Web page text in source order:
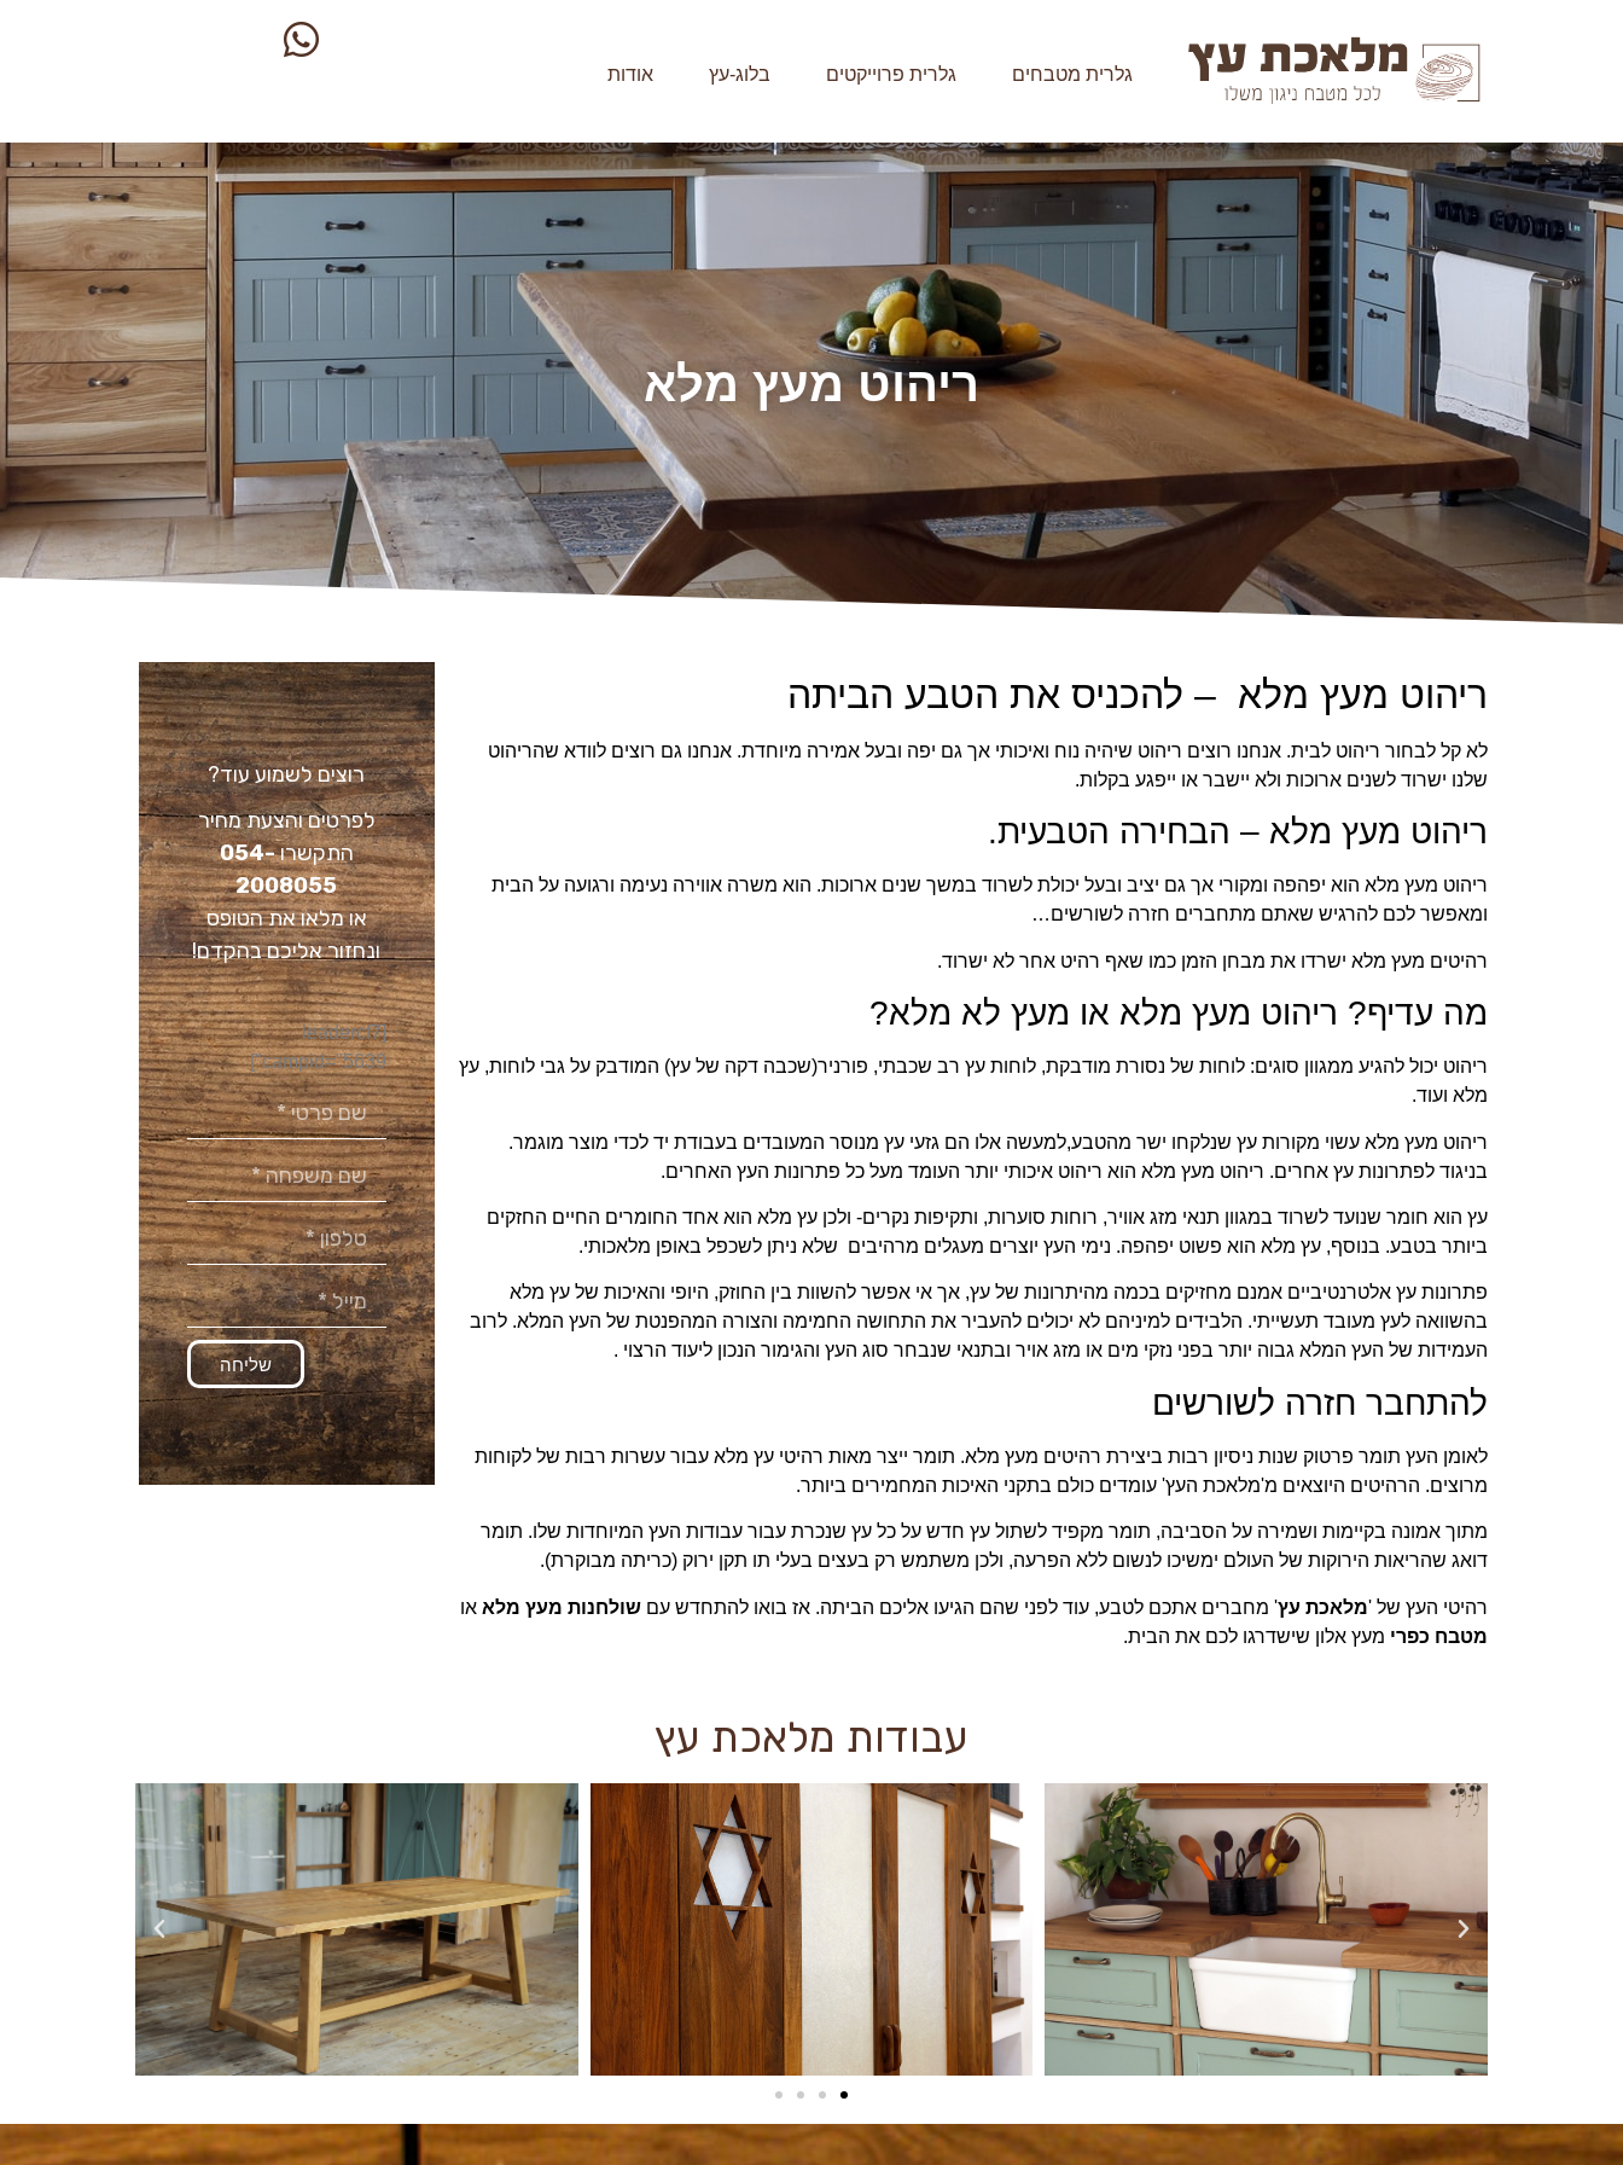
גלרית מטבחים גלרית פרוייקטים בלוג-עץ אודות
ריהוט מעץ מלא
ריהוט מעץ מלא – להכניס את הטבע הביתה
לא קל לבחור ריהוט לבית. אנחנו רוצים ריהוט שיהיה נוח ואיכותי אך גם יפה ובעל אמירה מיוחדת. אנחנו גם רוצים לוודא שהריהוט
שלנו ישרוד לשנים ארוכות ולא יישבר או ייפגע בקלות.
ריהוט מעץ מלא – הבחירה הטבעית.
ריהוט מעץ מלא הוא יפהפה ומקורי אך גם יציב ובעל יכולת לשרוד במשך שנים ארוכות. הוא משרה אווירה נעימה ורגועה על הבית
ומאפשר לכם להרגיש שאתם מתחברים חזרה לשורשים…
רהיטים מעץ מלא ישרדו את מבחן הזמן כמו שאף רהיט אחר לא ישרוד.
מה עדיף? ריהוט מעץ מלא או מעץ לא מלא?
ריהוט יכול להגיע ממגוון סוגים: לוחות של נסורת מודבקת, לוחות עץ רב שכבתי, פורניר(שכבה דקה של עץ) המודבק על גבי לוחות, עץ
מלא ועוד.
ריהוט מעץ מלא עשוי מקורות עץ שנלקחו ישר מהטבע,למעשה אלו הם גזעי עץ מנוסר המעובדים בעבודת יד לכדי מוצר מוגמר.
בניגוד לפתרונות עץ אחרים. ריהוט מעץ מלא הוא ריהוט איכותי יותר העומד מעל כל פתרונות העץ האחרים.
עץ הוא חומר שנועד לשרוד במגוון תנאי מזג אוויר, רוחות סוערות, ותקיפות נקרים- ולכן עץ מלא הוא אחד החומרים החיים החזקים
ביותר בטבע. בנוסף, עץ מלא הוא פשוט יפהפה. נימי העץ יוצרים מעגלים מרהיבים שלא ניתן לשכפל באופן מלאכותי.
פתרונות עץ אלטרנטיביים אמנם מחזיקים בכמה מהיתרונות של עץ, אך אי אפשר להשוות בין החוזק, היופי והאיכות של עץ מלא
בהשוואה לעץ מעובד תעשייתי. הלבידים למיניהם לא יכולים להעביר את התחושה החמימה והצורה המהפנטת של העץ המלא. לרוב
העמידות של העץ המלא גבוה יותר בפני נזקי מים או מזג אויר ובתנאי שנבחר סוג העץ והגימור הנכון ליעוד הרצוי .
להתחבר חזרה לשורשים
לאומן העץ תומר פרטוק שנות ניסיון רבות ביצירת רהיטים מעץ מלא. תומר ייצר מאות רהיטי עץ מלא עבור עשרות רבות של לקוחות
מרוצים. הרהיטים היוצאים מ'מלאכת העץ' עומדים כולם בתקני האיכות המחמירים ביותר.
מתוך אמונה בקיימות ושמירה על הסביבה, תומר מקפיד לשתול עץ חדש על כל עץ שנכרת עבור עבודות העץ המיוחדות שלו. תומר
דואג שהריאות הירוקות של העולם ימשיכו לנשום ללא הפרעה, ולכן משתמש רק בעצים בעלי תו תקן ירוק (כריתה מבוקרת).
רהיטי העץ של 'מלאכת עץ' מחברים אתכם לטבע, עוד לפני שהם הגיעו אליכם הביתה. אז בואו להתחדש עם שולחנות מעץ מלא או
מטבח כפרי מעץ אלון שישדרגו לכם את הבית.
רוצים לשמוע עוד?
לפרטים והצעת מחיר
התקשרו054-
2008055
או מלאו את הטופס
ונחזור אליכם בהקדם!
[leadercf7
campid="5639"]
שליחה
עבודות מלאכת עץ